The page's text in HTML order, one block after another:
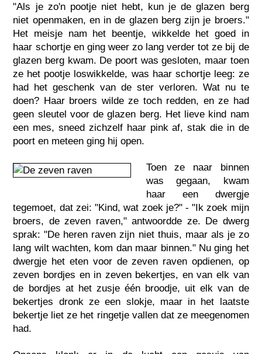
"Als je zo'n pootje niet hebt, kun je de glazen berg
niet openmaken, en in de glazen berg zijn je broers."
Het meisje nam het beentje, wikkelde het goed in
haar schortje en ging weer zo lang verder tot ze bij de
glazen berg kwam. De poort was gesloten, maar toen
ze het pootje loswikkelde, was haar schortje leeg: ze
had het geschenk van de ster verloren. Wat nu te
doen? Haar broers wilde ze toch redden, en ze had
geen sleutel voor de glazen berg. Het lieve kind nam
een mes, sneed zichzelf haar pink af, stak die in de
poort en meteen ging hij open.
Toen ze naar binnen
was gegaan, kwam
haar een dwergje
tegemoet, dat zei: "Kind, wat zoek je?" - "Ik zoek mijn
broers, de zeven raven," antwoordde ze. De dwerg
sprak: "De heren raven zijn niet thuis, maar als je zo
lang wilt wachten, kom dan maar binnen." Nu ging het
dwergje het eten voor de zeven raven opdienen, op
zeven bordjes en in zeven bekertjes, en van elk van
de bordjes at het zusje één broodje, uit elk van de
bekertjes dronk ze een slokje, maar in het laatste
bekertje liet ze het ringetje vallen dat ze meegenomen
had.